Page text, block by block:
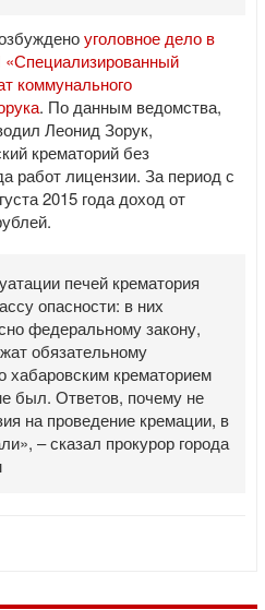
уголовное дело в
коммунального
. По данным ведомства,
Леонид Зорук,
крематорий без
работ лицензии. За период с
2015 года доход от
печей крематория
опасности: в них
федеральному закону,
обязательному
хабаровским крематорием
был. Ответов, почему не
на проведение кремации, в
– сказал прокурор города